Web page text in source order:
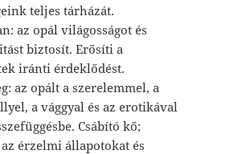
teljes tárházát.
az opál világosságot és
biztosít. Erősíti a
iránti érdeklődést.
az opált a szerelemmel, a
a vággyal és az erotikával
Csábító kő;
érzelmi állapotokat és